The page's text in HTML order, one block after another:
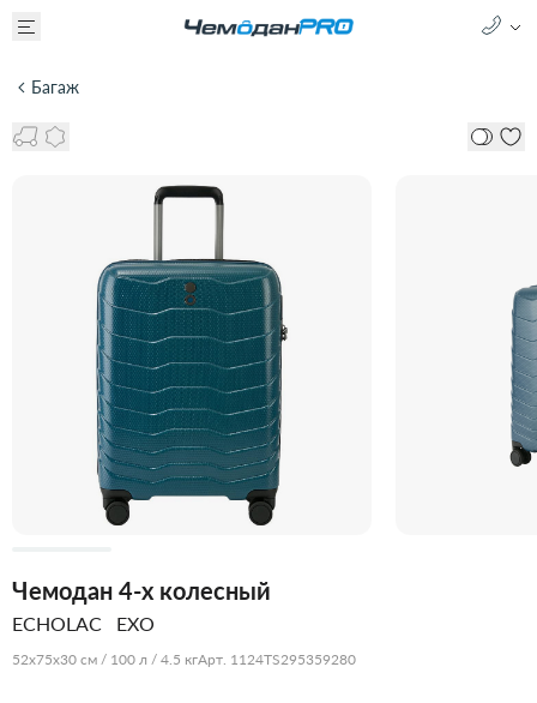
Багаж
Чемодан 4-х колесный
ECHOLAC EXO
52x75x30 см / 100 л / 4.5 кгАрт. 1124TS295359280